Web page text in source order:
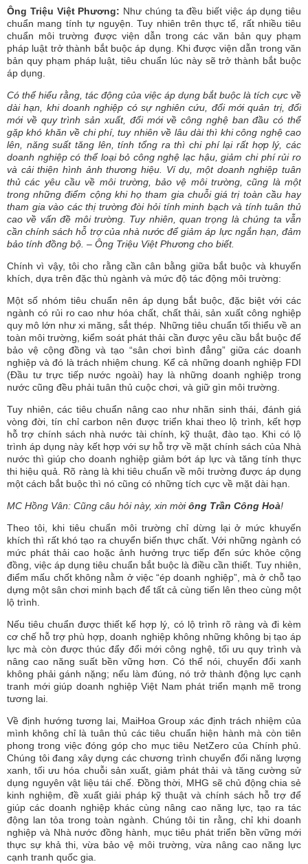
Ông Triệu Việt Phương: Như chúng ta đều biết việc áp dụng tiêu
chuẩn mang tính tự nguyện. Tuy nhiên trên thực tế, rất nhiều tiêu
chuẩn môi trường được viện dẫn trong các văn bản quy phạm
pháp luật trở thành bắt buộc áp dụng. Khi được viện dẫn trong văn
bản quy phạm pháp luật, tiêu chuẩn lúc này sẽ trở thành bắt buộc
áp dụng.
Có thể hiểu rằng, tác động của việc áp dụng bắt buộc là tích cực về
dài hạn, khi doanh nghiệp có sự nghiên cứu, đổi mới quản trị, đổi
mới về quy trình sản xuất, đổi mới về công nghệ ban đầu có thể
gặp khó khăn về chi phí, tuy nhiên về lâu dài thì khi công nghệ cao
lên, năng suất tăng lên, tính tổng ra thì chi phí lại rất hợp lý, các
doanh nghiệp có thể loại bỏ công nghệ lạc hậu, giảm chi phí rủi ro
và cải thiện hình ảnh thương hiệu. Ví dụ, một doanh nghiệp tuân
thủ các yêu cầu về môi trường, bảo vệ môi trường, cũng là một
trong những điểm cộng khi họ tham gia chuỗi giá trị toàn cầu hay
tham gia vào các thị trường đòi hỏi tính minh bạch và tính tuân thủ
cao về vấn đề môi trường. Tuy nhiên, quan trọng là chúng ta vẫn
cần chính sách hỗ trợ của nhà nước để giảm áp lực ngắn hạn, đảm
bảo tính đồng bộ. – Ông Triệu Việt Phương cho biết.
Chính vì vậy, tôi cho rằng cần cân bằng giữa bắt buộc và khuyến
khích, dựa trên đặc thù ngành và mức độ tác động môi trường:
Một số nhóm tiêu chuẩn nên áp dụng bắt buộc, đặc biệt với các
ngành có rủi ro cao như hóa chất, chất thải, sản xuất công nghiệp
quy mô lớn như xi măng, sắt thép. Những tiêu chuẩn tối thiểu về an
toàn môi trường, kiểm soát phát thải cần được yêu cầu bắt buộc để
bảo vệ cộng đồng và tạo “sân chơi bình đẳng” giữa các doanh
nghiệp và đó là trách nhiệm chung. Kể cả những doanh nghiệp FDI
(Đầu tư trực tiếp nước ngoài) hay là những doanh nghiệp trong
nước cũng đều phải tuân thủ cuộc chơi, và giữ gìn môi trường.
Tuy nhiên, các tiêu chuẩn nâng cao như nhãn sinh thái, đánh giá
vòng đời, tín chỉ carbon nên được triển khai theo lộ trình, kết hợp
hỗ trợ chính sách nhà nước tài chính, kỹ thuật, đào tạo. Khi có lộ
trình áp dụng này kết hợp với sự hỗ trợ về mặt chính sách của Nhà
nước thì giúp cho doanh nghiệp giảm bớt áp lực và tăng tính thực
thi hiệu quả. Rõ ràng là khi tiêu chuẩn về môi trường được áp dụng
một cách bắt buộc thì nó cũng có những tích cực về mặt dài hạn.
MC Hồng Vân: Cũng câu hỏi này, xin mờiông Trần Công Hoà!
Theo tôi, khi tiêu chuẩn môi trường chỉ dừng lại ở mức khuyến
khích thì rất khó tạo ra chuyển biến thực chất. Với những ngành có
mức phát thải cao hoặc ảnh hưởng trực tiếp đến sức khỏe cộng
đồng, việc áp dụng tiêu chuẩn bắt buộc là điều cần thiết. Tuy nhiên,
điểm mấu chốt không nằm ở việc “ép doanh nghiệp”, mà ở chỗ tạo
dựng một sân chơi minh bạch để tất cả cùng tiến lên theo cùng một
lộ trình.
Nếu tiêu chuẩn được thiết kế hợp lý, có lộ trình rõ ràng và đi kèm
cơ chế hỗ trợ phù hợp, doanh nghiệp không những không bị tạo áp
lực mà còn được thúc đẩy đổi mới công nghệ, tối ưu quy trình và
nâng cao năng suất bền vững hơn. Có thể nói, chuyển đổi xanh
không phải gánh nặng; nếu làm đúng, nó trở thành động lực cạnh
tranh mới giúp doanh nghiệp Việt Nam phát triển mạnh mẽ trong
tương lai.
Về định hướng tương lai, MaiHoa Group xác định trách nhiệm của
mình không chỉ là tuân thủ các tiêu chuẩn hiện hành mà còn tiên
phong trong việc đóng góp cho mục tiêu NetZero của Chính phủ.
Chúng tôi đang xây dựng các chương trình chuyển đổi năng lượng
xanh, tối ưu hóa chuỗi sản xuất, giảm phát thải và tăng cường sử
dụng nguyên vật liệu tái chế. Đồng thời, MHG sẽ chủ động chia sẻ
kinh nghiệm, đề xuất giải pháp kỹ thuật và chính sách hỗ trợ để
giúp các doanh nghiệp khác cùng nâng cao năng lực, tạo ra tác
động lan tỏa trong toàn ngành. Chúng tôi tin rằng, chỉ khi doanh
nghiệp và Nhà nước đồng hành, mục tiêu phát triển bền vững mới
thực sự khả thi, vừa bảo vệ môi trường, vừa nâng cao năng lực
cạnh tranh quốc gia.